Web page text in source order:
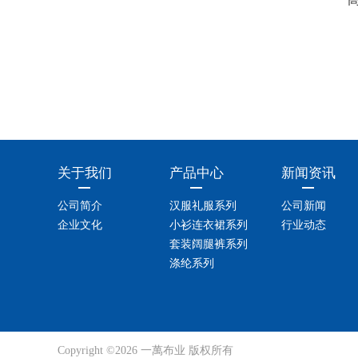
关于我们
公司简介
企业文化
产品中心
汉服礼服系列
小衫连衣裙系列
套装阔腿裤系列
涤纶系列
新闻资讯
公司新闻
行业动态
Copyright ©2026 一萬布业 版权所有